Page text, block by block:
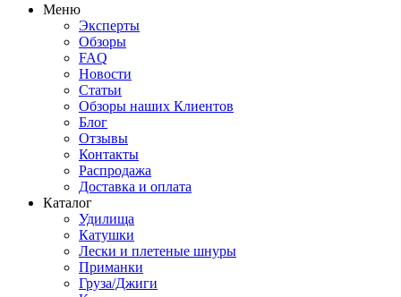
Меню
Эксперты
Обзоры
FAQ
Новости
Статьи
Обзоры наших Клиентов
Блог
Отзывы
Контакты
Распродажа
Доставка и оплата
Каталог
Удилища
Катушки
Лески и плетеные шнуры
Приманки
Груза/Джиги